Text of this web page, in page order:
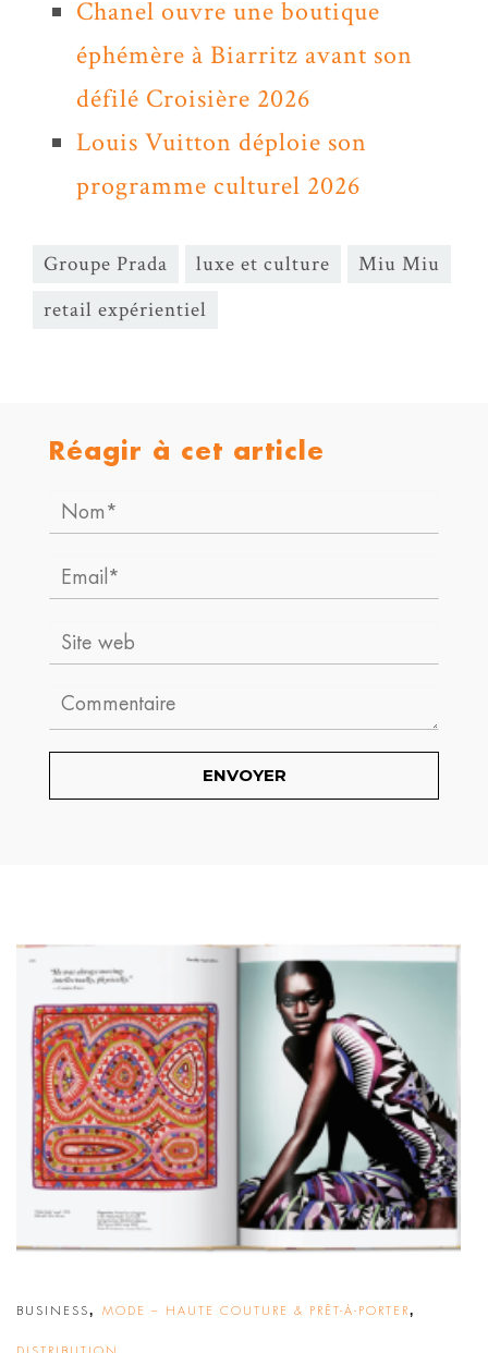
Chanel ouvre une boutique
éphémère à Biarritz avant son
défilé Croisière 2026
Louis Vuitton déploie son
programme culturel 2026
Groupe Prada luxe et culture
Miu Miu
retail expérientiel
Réagir à cet article
Nom*
Email*
Site
web
Comment
BUSINESS, MODE – HAUTE COUTURE & PRÊT-À-PORTER,